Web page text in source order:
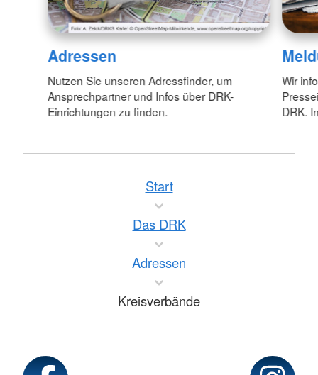
Adressen
Nutzen Sie unseren Adressfinder, um
Ansprechpartner und Infos über DRK-
Einrichtungen zu finden.
Wir
DRK.
Start
Das DRK
Adressen
Kreisverbände